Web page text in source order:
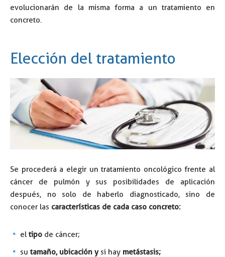
evolucionarán de la misma forma a un tratamiento en
concreto.
Elección del tratamiento
Elección del tratamiento
Se procederá a elegir un tratamiento oncológico frente al
cáncer de pulmón y sus posibilidades de aplicación
después, no solo de haberlo diagnosticado, sino de
conocer las características de cada caso concreto:
eltipo de cáncer;
sutamaño, ubicación ysi hay metástasis;